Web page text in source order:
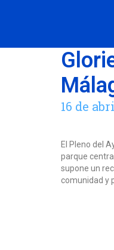
16 de
El Pleno del
parque
supone un
comunidad y